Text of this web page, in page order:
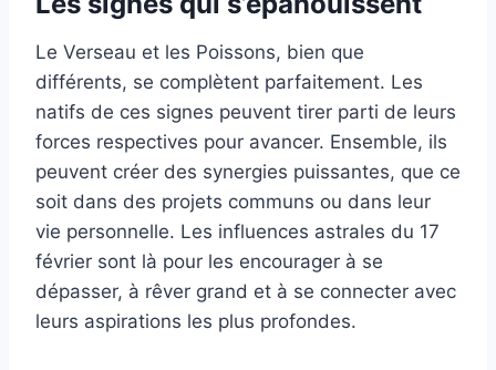
Le Verseau et les Poissons, bien que
différents, se complètent parfaitement. Les
natifs de ces signes peuvent tirer parti de leurs
forces respectives pour avancer. Ensemble, ils
peuvent créer des synergies puissantes, que ce
soit dans des projets communs ou dans leur
vie personnelle. Les influences astrales du 17
février sont là pour les encourager à se
dépasser, à rêver grand et à se connecter avec
leurs aspirations les plus profondes.